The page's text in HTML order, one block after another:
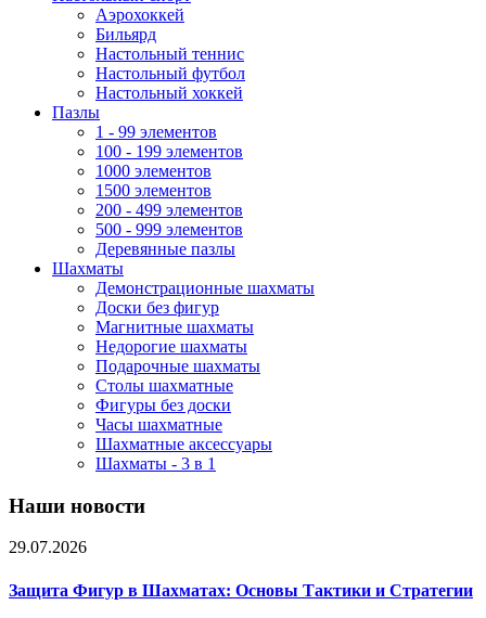
Аэрохоккей
Бильярд
Настольный теннис
Настольный футбол
Настольный хоккей
Пазлы
1 - 99 элементов
100 - 199 элементов
1000 элементов
1500 элементов
200 - 499 элементов
500 - 999 элементов
Деревянные пазлы
Шахматы
Демонстрационные шахматы
Доски без фигур
Магнитные шахматы
Недорогие шахматы
Подарочные шахматы
Столы шахматные
Фигуры без доски
Часы шахматные
Шахматные аксессуары
Шахматы - 3 в 1
Наши новости
29.07.2026
Защита Фигур в Шахматах: Основы Тактики и Стратегии